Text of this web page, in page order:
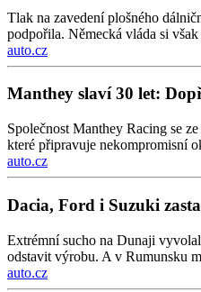
Tlak na zavedení plošného
podpořila. Německá vláda si
auto.cz
Manthey slaví 30 let:
Společnost Manthey Racing se
které připravuje nekompromisní
auto.cz
Dacia, Ford i Suzuki
Extrémní sucho na Dunaji
odstavit výrobu. A v Rumunsku
auto.cz